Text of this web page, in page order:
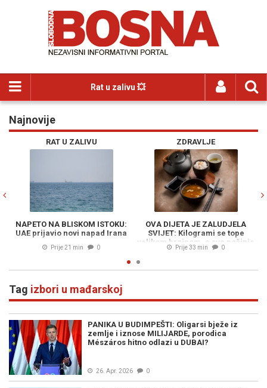
Rat u zalivu 💥
Najnovije
RAT U ZALIVU
NA BLISKOM ISTOKU:
prijavio novi napad Irana
Prije 21 min 0
ZDRAVLJE
OVA DIJETA JE ZALUDJELA
SVIJET: Kilogrami se tope
velikom brzinom, a sve počinje
jednom namirnicom
Prije 33 min 0
Tag izbori u mađarskoj
PANIKA U BUDIMPEŠTI: Oligarsi bježe iz
zemlje i iznose MILIJARDE, porodica
Mészáros hitno odlazi u DUBAI?
26. Apr. 2026 0